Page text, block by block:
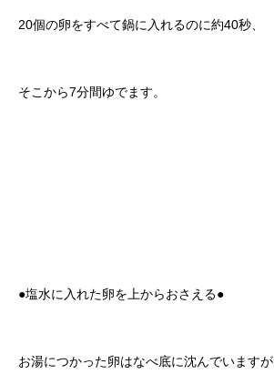
20個の卵をすべて鍋に入れるのに約40秒、
そこから7分間ゆでます。
●塩水に入れた卵を上からおさえる●
お湯につかった卵はなべ底に沈んでいますが